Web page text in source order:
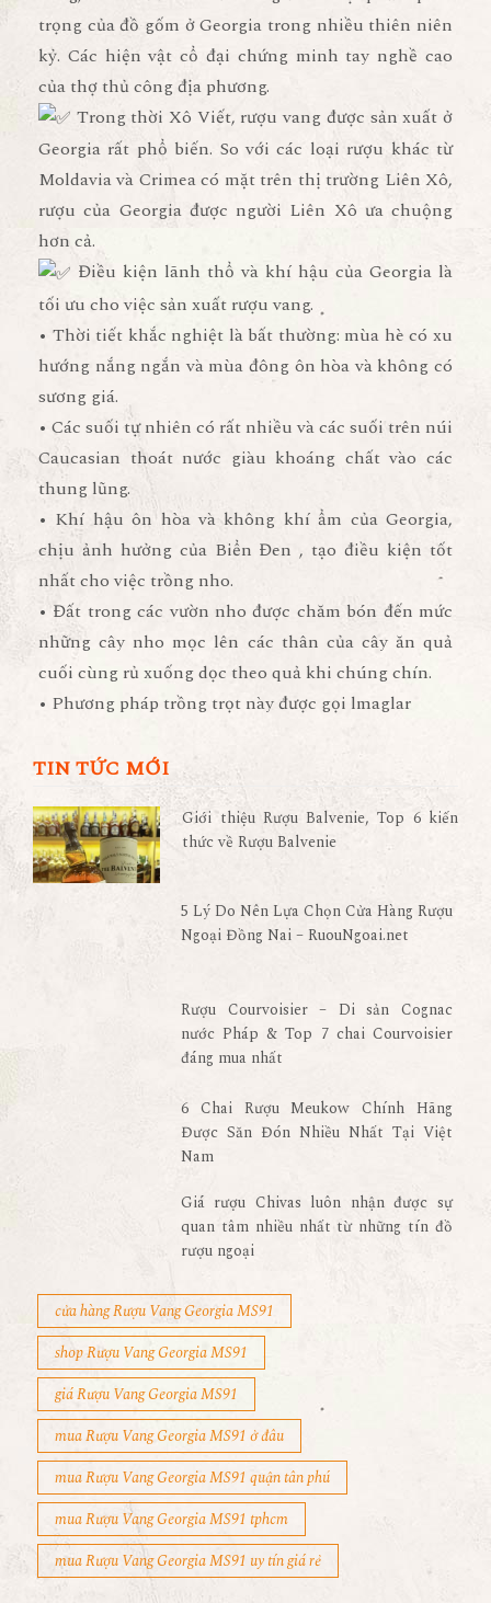
trọng của đồ gốm ở Georgia trong nhiều thiên niên
kỷ. Các hiện vật cổ đại chứng minh tay nghề cao
của thợ thủ công địa phương.
Trong thời Xô Viết, rượu vang được sản xuất ở
Georgia rất phổ biến. So với các loại rượu khác từ
Moldavia và Crimea có mặt trên thị trường Liên Xô,
rượu của Georgia được người Liên Xô ưa chuộng
hơn cả.
Điều kiện lãnh thổ và khí hậu của Georgia là
tối ưu cho việc sản xuất rượu vang.
• Thời tiết khắc nghiệt là bất thường: mùa hè có xu
hướng nắng ngắn và mùa đông ôn hòa và không có
sương giá.
• Các suối tự nhiên có rất nhiều và các suối trên núi
Caucasian thoát nước giàu khoáng chất vào các
thung lũng.
• Khí hậu ôn hòa và không khí ẩm của Georgia,
chịu ảnh hưởng của Biển Đen , tạo điều kiện tốt
nhất cho việc trồng nho.
• Đất trong các vườn nho được chăm bón đến mức
những cây nho mọc lên các thân của cây ăn quả
cuối cùng rủ xuống dọc theo quả khi chúng chín.
• Phương pháp trồng trọt này được gọi lmaglar
TIN TỨC MỚI
Giới thiệu Rượu Balvenie, Top 6 kiến
thức về Rượu Balvenie
5 Lý Do Nên Lựa Chọn Cửa Hàng Rượu
Ngoại Đồng Nai – RuouNgoai.net
Rượu Courvoisier – Di sản Cognac
nước Pháp & Top 7 chai Courvoisier
đáng mua nhất
6 Chai Rượu Meukow Chính Hãng
Được Săn Đón Nhiều Nhất Tại Việt
Nam
Giá rượu Chivas luôn nhận được sự
quan tâm nhiều nhất từ những tín đồ
rượu ngoại
cửa hàng Rượu Vang Georgia MS91
shop Rượu Vang Georgia MS91
giá Rượu Vang Georgia MS91
mua Rượu Vang Georgia MS91 ở đâu
mua Rượu Vang Georgia MS91 quận tân phú
mua Rượu Vang Georgia MS91 tphcm
mua Rượu Vang Georgia MS91 uy tín giá rẻ